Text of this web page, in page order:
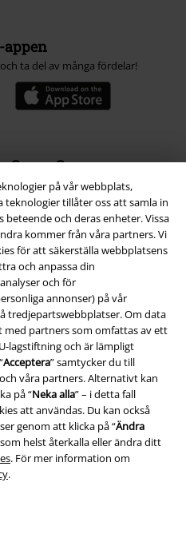
på vår webbplats,
teknologier tillåter oss att samla in
och deras enheter. Vissa
kommer från våra partners. Vi
för att säkerställa webbplatsens
och anpassa din
och för
annonser) på vår
tredjepartswebbplatser. Om data
med partners som omfattas av ett
lagstiftning och är lämpligt
Acceptera” samtycker du till
våra partners. Alternativt kan
på “Neka alla” – i detta fall
att användas. Du kan också
genom att klicka på “Ändra
helst återkalla eller ändra ditt
. För mer information om
.
appen
ta del av många fördelar!
Group Company